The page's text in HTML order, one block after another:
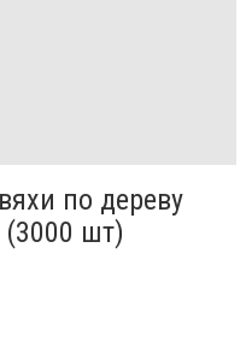
по дереву
шт)